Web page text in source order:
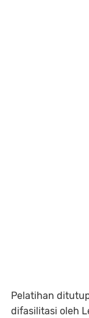
Pelatihan
difasilitasi oleh